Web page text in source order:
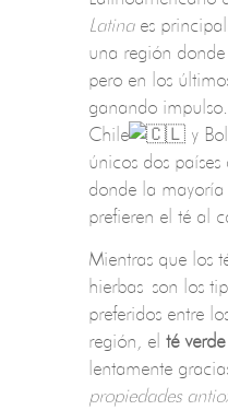
Latinaes
una región
pero en los
ganando impulso.
Chile
y
únicos dos
donde la
prefieren el té al
Mientras que los
hierbas son los
preferidos entre
región, el té verde
lentamente
propiedades